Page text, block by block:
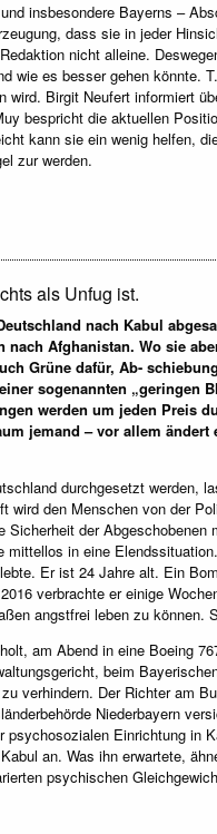
insbesondere Bayerns –
dass sie in jeder
nicht alleine.
wie es besser gehen könnte.
Birgit Neufert informiert
bespricht die aktuellen
kann sie ein wenig helfen,
zur werden.
als Unfug ist.
nach Kabul
Afghanistan. Wo sie
Grüne dafür, Ab-
sogenannten „geringen
werden um jeden Preis
jemand – vor allem ändert
durchgesetzt werden,
wird den Menschen von der
Sicherheit der
in eine
Er ist 24 Jahre alt. Ein
verbrachte er einige
angstfrei leben zu können.
am Abend in eine Boeing
beim
verhindern. Der Richter am
Niederbayern
Einrichtung in
an. Was ihn erwartete,
psychischen